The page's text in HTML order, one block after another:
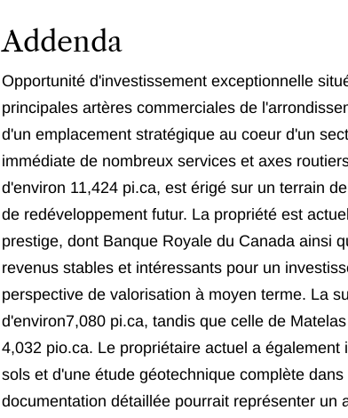
Addenda
Opportunité d'investissement exceptionnelle
principales artères commerciales de
d'un emplacement stratégique au coeur d'un
immédiate de nombreux services et axes
d'environ 11,424 pi.ca, est érigé sur un terrain
de redéveloppement futur. La propriété est
prestige, dont Banque Royale du Canada ainsi
revenus stables et intéressants pour un
perspective de valorisation à moyen terme. La
d'environ7,080 pi.ca, tandis que celle de
4,032 pio.ca. Le propriétaire actuel a
sols et d'une étude géotechnique complète
documentation détaillée pourrait représenter un